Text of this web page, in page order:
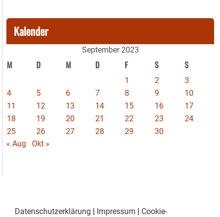
Kalender
September 2023
M D M D F S S
1 2
3
4
5 6 7 8 9
10
11
12 13 14 15 16
17
18
19 20 21 22 23
24
25
26 27 28 29
30
« Aug
Okt »
Datenschutzerklärung Impressum
Cookie-